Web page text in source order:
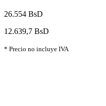
26.554 BsD
12.639,7 BsD
* Precio no incluye IVA